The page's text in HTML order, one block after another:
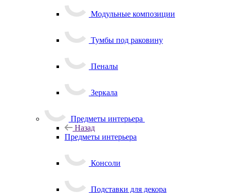
Модульные композиции
Тумбы под раковину
Пеналы
Зеркала
Предметы интерьера
Назад
Предметы интерьера
Консоли
Подставки для декора